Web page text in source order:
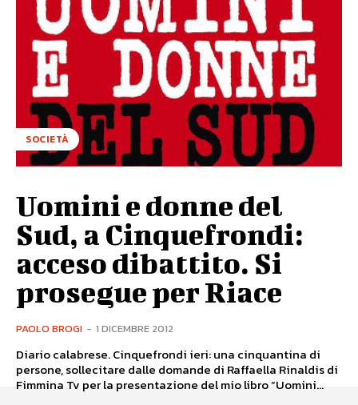
SOCIETÀ
Uomini e donne del
Sud, a Cinquefrondi:
acceso dibattito. Si
prosegue per Riace
PAOLO BROGI - 1 DICEMBRE 2012
Diario calabrese. Cinquefrondi ieri: una cinquantina di
persone, sollecitare dalle domande di Raffaella Rinaldis di
Fimmina Tv per la presentazione del mio libro “Uomini...